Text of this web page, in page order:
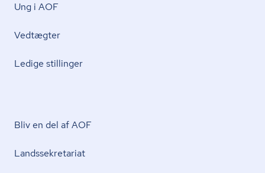
Ung i AOF
Vedtægter
Ledige stillinger
Bliv en del af AOF
Lands­se­kre­ta­ri­at